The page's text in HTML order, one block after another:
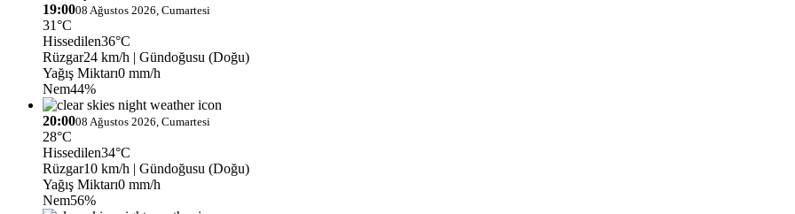
19:0008 Ağustos 2026, Cumartesi
31°C
Hissedilen36°C
Rüzgar24 km/h | Gündoğusu (Doğu)
Yağış Miktarı0 mm/h
Nem44%
20:0008 Ağustos 2026, Cumartesi
28°C
Hissedilen34°C
Rüzgar10 km/h | Gündoğusu (Doğu)
Yağış Miktarı0 mm/h
Nem56%